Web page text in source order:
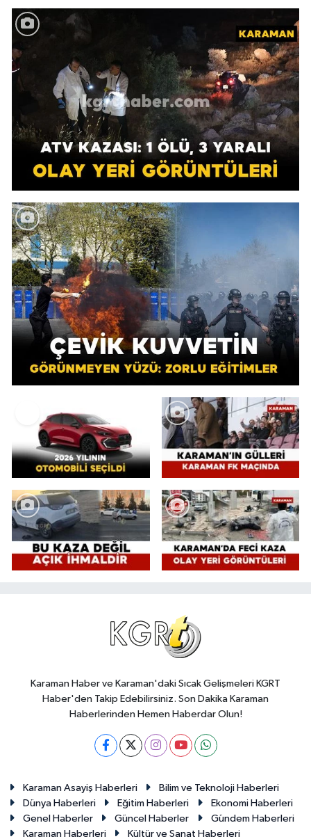
Karaman Haber ve Karaman'daki Sıcak Gelişmeleri KGRT
Haber'den Takip Edebilirsiniz. Son Dakika Karaman
Haberlerinden Hemen Haberdar Olun!
Karaman Asayiş Haberleri
Bilim ve Teknoloji Haberleri
Dünya Haberleri
Eğitim Haberleri
Ekonomi Haberleri
Genel Haberler
Güncel Haberler
Gündem Haberleri
Karaman Haberleri
Kültür ve Sanat Haberleri